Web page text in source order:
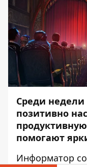
Среди
позитивно
помогают
Информатор